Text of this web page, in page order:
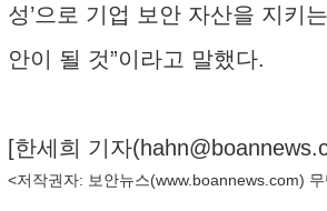
성’으로 기업 보안 자산을 지키
안이 될 것”이라고 말했다.
[한세희 기자(
<저작권자: 보안뉴스(www.boannews.com)